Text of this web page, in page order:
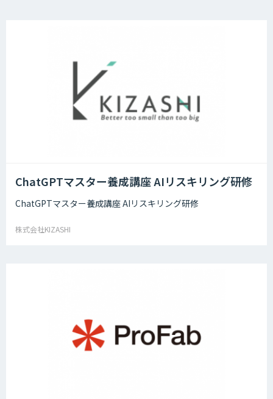
ChatGPTマスター養成講座 AIリスキリング研修
ChatGPTマスター養成講座 AIリスキリング研修
株式会社KIZASHI